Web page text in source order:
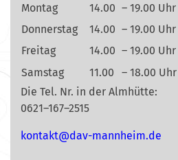
Montag 14.00 – 19.00 Uhr
Donnerstag
14.00 – 19.00 Uhr
Freitag
14.00 – 19.00 Uhr
Samstag
11.00
– 18.00 Uhr
Die Tel. Nr. in der Almhütte:
0621–167–2515
ed.mi
ehnna
m-vad
@tkat
nok